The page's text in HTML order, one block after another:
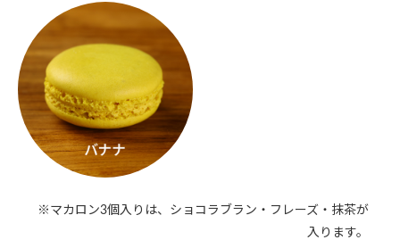
※マカロン3個入りは、ショコラブラン・フレーズ・抹茶が
入ります。